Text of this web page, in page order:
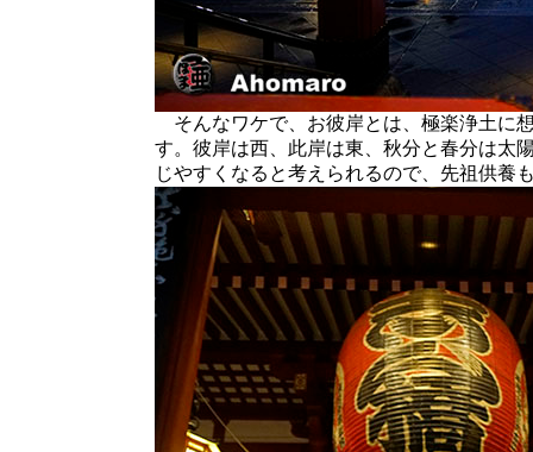
そんなワケで、お彼岸とは、極楽浄土に
す。彼岸は西、此岸は東、秋分と春分は太
じやすくなると考えられるので、先祖供養